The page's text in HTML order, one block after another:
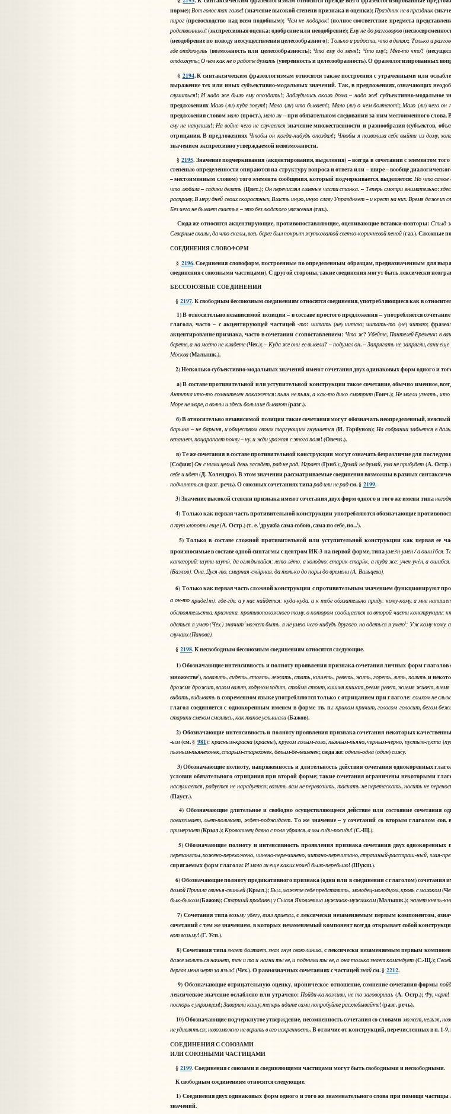
норме);Вотголостакголос! (значение высокой степени признака и оценки);Праздникневпраздник
пирог(превосходство над всем подобным); Чем не подарок! (полное соответствие предмета
родственники! (экспрессивная оценка: одобрение или неодобрение);Емунедоразговоров
(неодобрение по поводу неосуществления целесообразного); Толькоирадости, чтовдетях; Толькои
где отдохнуть (возможность или целесообразность); Что ему до меня!; Что ему!; Мне-то что?
отдохнуть;Очемкакнеоработедумать(уверенность и целесообразность). О фразеологизированных
§ 2194. К синтаксическим фразеологизмам относятся также построения с утраченными или
выражение тех или иных субъективно-модальных значений. Так, в предложениях, означающих
случиться!;И надо же было ему опоздать!; Заблудились около дома– надо же! субъективно-модальное
предложенияхМало (ли) куда зовут!;Мало (ли)что бывает!; Мало(ли)о чем болтают!;Мало (ли) чего он
предложения словоммало (прост.),малоли– при обязательном следовании за ним местоименного слова.
ему не накупили!; На войне чего не случаетсязначение множественности и разнообразия (субъектов,
отрицания. В предложениях Чтобы он когда-нибудь опоздал!; Чтобы я позволила себе выйти из дому,
значением экспрессивно утверждаемой невозможности.
§2195. Значение подчеркивания (акцентирования, выделения) – всегда в сочетании с элементом
степенью определенности опираются на структуру вопроса и ответа или – шире – вообще
– местоименным словом) того элемента сообщения, который подчеркивается, выделяется: Но чтосамое
что любила– садики делать (Цвет.); Он перечислял главные части станка. – Теперь смотри внимательно:
расправу,Вмерудней своихскоростных,Властьиную,иную славу Упраздняет–икрест наних.Времядажеих
Безчегонебываетсчастья–этобезлюдскогоуважения(газ.).
Сюда же относятся акцентирующие, противопоставляющие, оценивающие вставки-повторы: Стыд
Северныескалы,дачтоскалы,весьберегбылпокрытжутковатойсветло-коричневойпеной(газ.). Сложные
СОЕДИНЕНИЯСЛОВОФОРМ
§ 2196. Соединения словоформ, построенные по определенным образцам, предназначенным для
соединения с союзными частицами). С другой стороны, такие соединения могут быть лексически
БЕССОЮЗНЫЕ СОЕДИНЕНИЯ
§ 2197.К свободным бессоюзным соединениямотносятся соединения, употребляющиеся как в
1) В относительно независимой позиции – в составе простого предложения – употребляется
глагола, часто – с акцентирующей частицей -то: читать(не)читаю;читать-то (не) читаю;
акцентирование признака, часто в сочетании с сопоставлением: Что ж? Убейте, ПантелейЕремеич: в
берете,а наместоне кладете(Чех.); – Кудажеони еевывели? –подумалон. –Запрягатьне запрягли,саниеще
Москва(Малышк.).
2) Несколько субъективно-модальных значений имеют сочетания двух одинаковых форм одного и
а) В составе противительной или уступительной конструкции такое сочетание, обычно именное,
Антипкачто-то сомнителен покажется:пьян непьян, а как-тодико смотрит(Гонч.); Немогли узнать, что
Моренеморе,аволныиздесьбольшиебывают(разг.).
б) В относительно независимой позиции такие сочетания могут обозначать неопределенный,
барыня– не барыня, и обществом своим торгующим гнушается (И. Горбунов); На собрании забьется в
вспашет,поцарапаетпочву–ну,иждиурожаясэтогополя! (Овечк.).
в) Те же сочетания в составе противительной конструкции могут означать безразличие для
[София:]Он снимицелый деньзасядет, раднерад, Играет(Гриб.);Думай недумай, уманеприбудет (А.
себеиидет(Д. Холендро). В этом значении рассматриваемые соединения возможны в разных
подчиняться(разг. речь). О союзных сочетаниях типарадилинерадсм. § 2199.
3) Значение высокой степени признака имеют сочетания двух форм одного и того же имени типа
4) Только как первая часть противительной конструкции употребляются обозначающие
атутхлопотыеще(А. Остр.) (т. е. (дружба сама собою, сама по себе, но...)).
5) Только в составе сложной противительной или уступительной конструкции как первая ее
произносимые в составе одной синтагмы с центром ИК-3 на первой форме, типауме3н-умен/аоши1бся.
категорий:шути-шутù, даоглядывайся;лето-лèто, ахолодно;старик-старùк, атудаже; учен-учèн,а ошибся.
(Бажов);Она,Дуся-то,смирная-смùрная,датолькодопорыдовремени(А.Вальцева).
6) Только как первая часть сложной конструкции с противительным значением функционируют
а он-то приде1т); где-где, а у нас найдется;куда-куда ,а к тебе обязательно приду; кому-кому,а мне
обстоятельства, признака, противоположного тому, о котором сообщается во второй части конструкции:
одетьсяяумею(Чех.) значит (может быть, я не умею чего-нибудь другого, но одеться я умею); Ужкому-кому,а
случаях(Панова).
§ 2198.К несвободным бессоюзным соединениямотносятся следующие.
1) Обозначающие интенсивность и полноту проявления признака сочетания личных форм глаголов
множестве)),повалить,сидеть,стоять,лежать,стать,кишеть, реветь,жить,гореть,лить,политьи
дрожмядрожит,валомвалит,ходуномходит, стоймястоит,кишмякишат,ревмяревет,живмяживет,ливмя
видать,видыватьв современном языке употребляются только с отрицанием при глаголе: слыхомне
глагол соединяется с однокоренным именем в форме тв. п.: криком кричит,голосом голосит, бегом
старикисмехомсмеялись,кактакоеуслышали(Бажов).
2) Обозначающие интенсивность и полноту проявления признака сочетания некоторых
-ым(см. § 981): красным-красна(красны),кругом голым-голо, пьяным-пьяно,черным-черно,пустым-пуста (
пьяным-пьянехонек,старым-старехонек,белым-бе-лешенек; сюда же:одним-одна(один)сижу.
3) Обозначающие полноту, напряженность и длительность действия сочетания однокоренных
условии обязательного отрицания при второй форме; такие сочетания ограничены некоторыми
наслушается, радуется не нарадуется;возить вам не перевозить, таскать не перетаскать, носить не
(Пауст.).
4) Обозначающие длительное и свободно осуществляющееся действие или состояние сочетания
повизгивает,льет-поливает,ждет-поджидает. То же значение – у сочетаний со вторым глаголом сов.
примерзает(Крыл.);Кровопивецдавносполяубрался,амысиди-посиди! (С.-Щ.).
5) Обозначающие полноту и интенсивность проявления признака сочетания двух
перезаняты,хожено-перехожено, чинено-пере-чинено, читано-перечитано,страшный-расстраш-ный, злая-
спрягаемых форм глагола:Ималолиещекакихночейбыло-перебыло! (Шукш.).
6) Обозначающие полноту предикативного признака (одни или в соединении с глаголом)
домойПришласвинья-свиньей(Крыл.);Был,можетесебепредставить,молодец-молодцом,кровьсмолоком
бык-быком(Бажов);СтаршийпродавецуСысояЯковлевичамужичок-мужичком(Малышк.);живеткнязь-
7) Сочетания типавозьму убегу,взял приехал, с лексически незаменяемым первым компонентом,
сочетаний с тем же значением, в которых незаменяемый компонент всегда открывает собой
вотвозьму! (Г. Усп.).
8) Сочетания типазнает болтает,знал гнул своюлинию, с лексически незаменяемым первым
дажемолитьсяначнет, такитои нагнитыее,и поднимитыее,а онатолькознаеткомандует (С.-Щ.);Своей
дергал менячертзаязык! (Чех.). О равнозначных сочетаниях с частицейзнайсм. § 2212.
9) Обозначающие отрицательную оценку, ироническое отношение, сомнение сочетания формы
лексическое значение ослаблено или утрачено: Пойди-ка поживи,не то заговоришь (А. Остр.);Фу,черт!
поспорьсупрямцем!;Завариликашу,теперьидитесамипопробуйтерасхлебывайте! (разг. речь).
10) Обозначающие подчеркнутое утверждение, несомненность сочетания со словамиможет,нельзя,
неудивляться;невозможноневеритьвегоискренность. В отличие от конструкций, перечисленных в п.
СОЕДИНЕНИЯ С СОЮЗАМИ
ИЛИ СОЮЗНЫМИ ЧАСТИЦАМИ
§ 2199. Соединения с союзами и соединяющими частицами могут быть свободными и несвободными.
К свободным соединениямотносятся следующие.
1) Соединения двух одинаковых форм одного и того же знаменательного слова при помощи частицы
значений.